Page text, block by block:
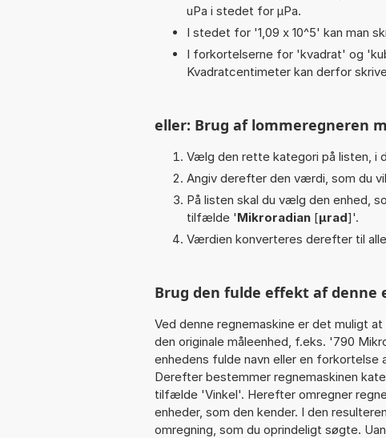
uPa i stedet for µPa.
I stedet for '1,09 x 10^5' kan man
I forkortelserne for 'kvadrat' og
Kvadratcentimeter kan derfor
eller: Brug af lommeregneren
Vælg den rette kategori på listen,
Angiv derefter den værdi, som du
På listen skal du vælg den enhed,
tilfælde 'Mikroradian [µrad]'.
Værdien konverteres derefter til
Brug den fulde effekt af
Ved denne regnemaskine er det muligt
den originale måleenhed, f.eks. '790
enhedens fulde navn eller en
Derefter bestemmer regnemaskinen
tilfælde 'Vinkel'. Herefter omregner
enheder, som den kender. I den
omregning, som du oprindeligt søgte.